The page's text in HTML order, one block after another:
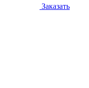
Заказать